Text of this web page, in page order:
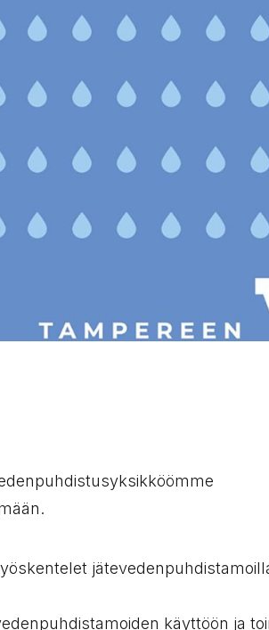
käyttöön ja